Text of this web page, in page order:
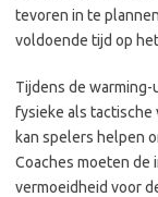
tevoren in te
voldoende tijd op
Tijdens de
fysieke als tactische
kan spelers helpen
Coaches moeten de
vermoeidheid voor